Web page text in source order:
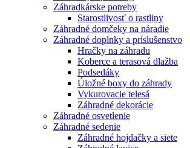
Záhradkárske potreby
Starostlivosť o rastliny
Záhradné domčeky na náradie
Záhradné doplnky a príslušenstvo
Hračky na záhradu
Koberce a terasová dlažba
Podsedáky
Úložné boxy do záhrady
Vykurovacie telesá
Záhradné dekorácie
Záhradné osvetlenie
Záhradné sedenie
Záhradné hojdačky a siete